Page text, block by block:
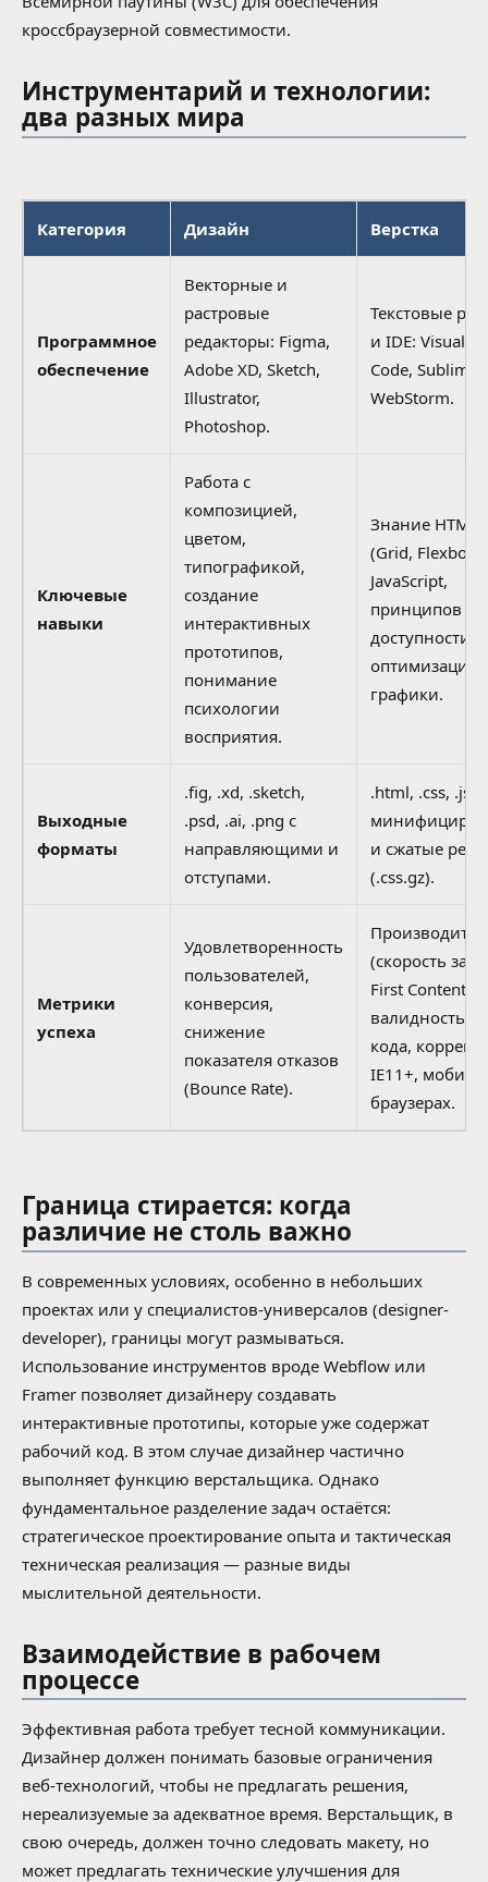
кроссбраузерной совместимости.
Инструментарий и технологии:
два разных мира
Категория Дизайн Верстка
Программное
обеспечение
Векторные и
растровые
редакторы: Figma,
Adobe XD, Sketch,
Illustrator,
Photoshop.
Текстовые
и IDE: Visual
Code, Sublime
WebStorm.
Ключевые
навыки
Работа с
композицией,
цветом,
типографикой,
создание
интерактивных
прототипов,
понимание
психологии
восприятия.
Знание
(Grid,
JavaScript,
принципов
доступности
оптимизации
графики.
Выходные
форматы
.fig, .xd, .sketch,
.psd, .ai, .png с
направляющими и
отступами.
.html, .css, .js
и сжатые
(.css.gz).
Метрики
успеха
Удовлетворенность
пользователей,
конверсия,
снижение
показателя отказов
(Bounce Rate).
(скорость
First
валидность
кода,
IE11+,
браузерах.
Граница стирается: когда
различие не столь важно
В современных условиях, особенно в небольших
проектах или у специалистов-универсалов (designer-
developer), границы могут размываться.
Использование инструментов вроде Webflow или
Framer позволяет дизайнеру создавать
интерактивные прототипы, которые уже содержат
рабочий код. В этом случае дизайнер частично
выполняет функцию верстальщика. Однако
фундаментальное разделение задач остаётся:
стратегическое проектирование опыта и тактическая
техническая реализация — разные виды
мыслительной деятельности.
Взаимодействие в рабочем
процессе
Эффективная работа требует тесной коммуникации.
Дизайнер должен понимать базовые ограничения
веб-технологий, чтобы не предлагать решения,
нереализуемые за адекватное время. Верстальщик, в
свою очередь, должен точно следовать макету, но
может предлагать технические улучшения для